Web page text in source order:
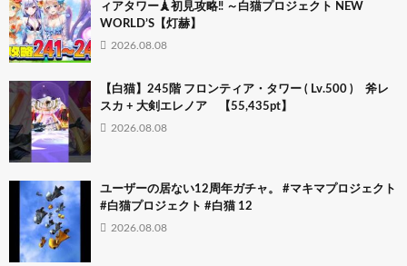
ィアタワー🗼初見攻略‼ ～白猫プロジェクト NEW
WORLD’S【灯赫】
2026.08.08
【白猫】245階 フロンティア・タワー ( Lv.500 ) 斧レ
スカ + 大剣エレノア 【55,435pt】
2026.08.08
ユーザーの居ない12周年ガチャ。 #マキマプロジェクト
#白猫プロジェクト #白猫 12
2026.08.08